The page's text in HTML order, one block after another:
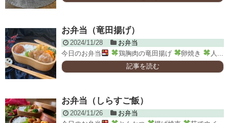
お弁当（竜田揚げ）
2024/11/28
お弁当
今日のお弁当
鶏胸肉の竜田揚げ 卵焼き
人...
記事を読む
お弁当（しらすご飯）
2024/11/26
お弁当